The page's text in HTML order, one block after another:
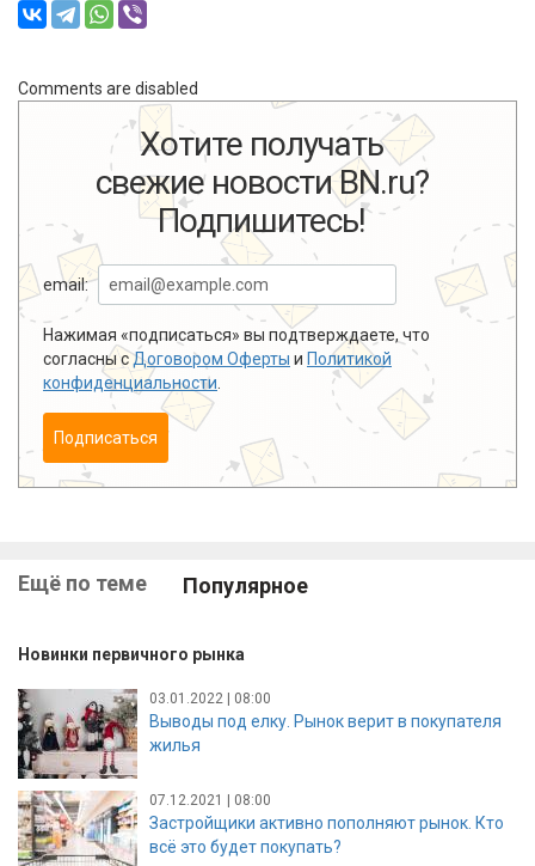
Comments are disabled
Хотите получать
свежие новости BN.ru?
Подпишитесь!
email:
Нажимая «подписаться» вы подтверждаете, что
согласны сДоговором Оферты и Политикой
конфиденциальности.
Подписаться
Ещё по теме Популярное
Новинки первичного рынка
03.01.2022 | 08:00
Выводы под елку. Рынок верит в покупателя
жилья
07.12.2021 | 08:00
Застройщики активно пополняют рынок. Кто
всё это будет покупать?